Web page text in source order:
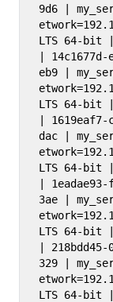
9d6 |
LTS 64-bit |
| 14c1677d-
eb9 |
LTS 64-bit |
| 1619eaf7-
dac |
LTS 64-bit |
|
3ae |
LTS 64-bit |
|
329 |
LTS 64-bit |